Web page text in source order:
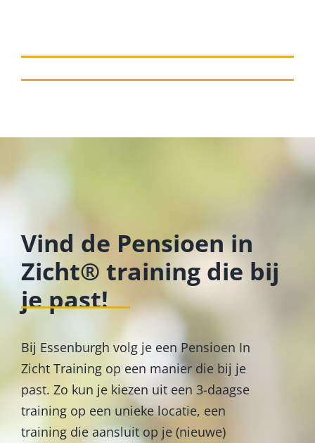
Vind de Pensioen in
Zicht® training die bij
je past!
Bij Essenburgh volg je een Pensioen In
Zicht Training op een manier die bij je
past. Zo kun je kiezen uit een 3-daagse
training op een unieke locatie, een
training die aansluit op je (nieuwe)